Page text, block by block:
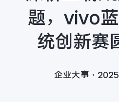
题，vivo
统创新赛
企业大事·2025